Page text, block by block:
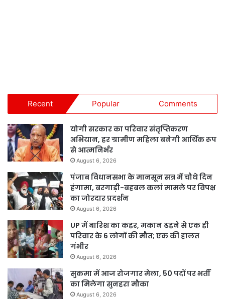
Recent Popular Comments
योगी सरकार का परिवार संतृप्तिकरण
अभियान, हर ग्रामीण महिला बनेगी आर्थिक रूप
से आत्मनिर्भर
August 6, 2026
पंजाब विधानसभा के मानसून सत्र में चौथे दिन
हंगामा, बरगाड़ी-बहबल कलां मामले पर विपक्ष
का जोरदार प्रदर्शन
August 6, 2026
UP में बारिश का कहर, मकान ढहने से एक ही
परिवार के 6 लोगों की मौत; एक की हालत
गंभीर
August 6, 2026
सुकमा में आज रोजगार मेला, 50 पदों पर भर्ती
का मिलेगा सुनहरा मौका
August 6, 2026